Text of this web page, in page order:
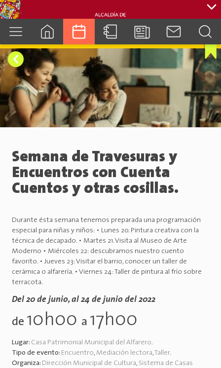
cuenca.gob.ec
Semana de Travesuras y
Encuentros con Cuenta
Cuentos y otras cosillas.
Durante ésta semana tenemos preparada una programación
especial para niñas y niños: • Lunes 20. Pintura creativa con la
técnica de decapado. • Martes 21. Visita al Museo de Arte
Moderno • Miércoles 22: descubramos nuestro cuento
favorito. • Jueves 23: Visitar el barrio, conocer un taller de
cerámica o alfarería. • Viernes 24: Taller de pintura al frío sobre
terracota.
Del 20 de junio, al 24 de junio del 2022
de 10h00 a 17h00
Lugar: Casa Patrimonial Municipal del Alfarero.
Tipo de evento: Encuentro, Mediación lectora,Taller.
Organiza: Dirección Municipal de Cultura, Sistema de Casas